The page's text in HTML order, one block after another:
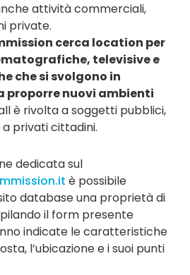
attività commerciali,
private.
cerca location per
televisive e
che si svolgono in
proporre nuovi ambienti
è rivolta a soggetti pubblici,
privati cittadini.
dedicata sul
è possibile
database una proprietà di
il form presente
indicate le caratteristiche
l’ubicazione e i suoi punti